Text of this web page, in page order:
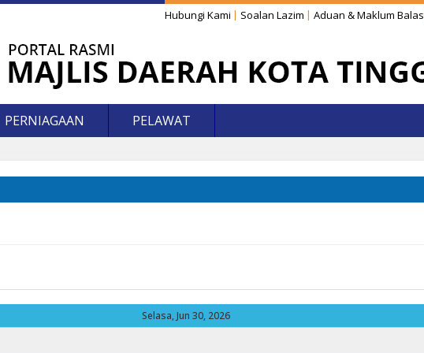
Hubungi Kami Soalan Lazim Aduan & Maklum Balas
PERNIAGAAN PELAWAT
Selasa, Jun 30, 2026